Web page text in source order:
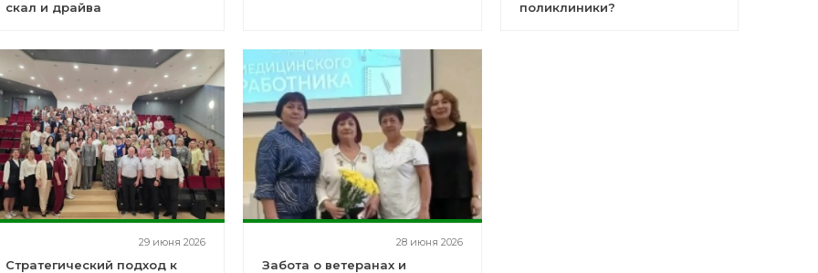
скал и драйва поликлиники?
29 июня 2026
Стратегический подход к
28 июня 2026
Забота о ветеранах и